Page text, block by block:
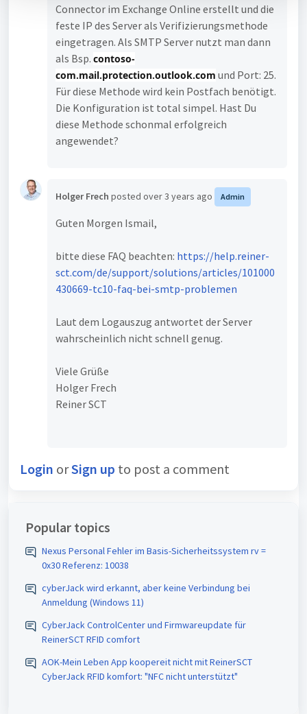
Connector im Exchange Online erstellt und die
feste IP des Server als Verifizierungsmethode
eingetragen. Als SMTP Server nutzt man dann
als Bsp. contoso-
com.mail.protection.outlook.com und Port: 25.
Für diese Methode wird kein Postfach benötigt.
Die Konfiguration ist total simpel. Hast Du
diese Methode schonmal erfolgreich
angewendet?
Holger Frech posted over 3 years ago Admin
Guten Morgen Ismail,
bitte diese FAQ beachten: https://help.reiner-
sct.com/de/support/solutions/articles/101000
430669-tc10-faq-bei-smtp-problemen
Laut dem Logauszug antwortet der Server
wahrscheinlich nicht schnell genug.
Viele Grüße
Holger Frech
Reiner SCT
Login orSign up to post a comment
Popular topics
Nexus Personal Fehler im Basis-Sicherheitssystem rv =
0x30 Referenz: 10038
cyberJack wird erkannt, aber keine Verbindung bei
Anmeldung (Windows 11)
CyberJack ControlCenter und Firmwareupdate für
ReinerSCT RFID comfort
AOK-Mein Leben App koopereit nicht mit ReinerSCT
CyberJack RFID komfort: "NFC nicht unterstützt"